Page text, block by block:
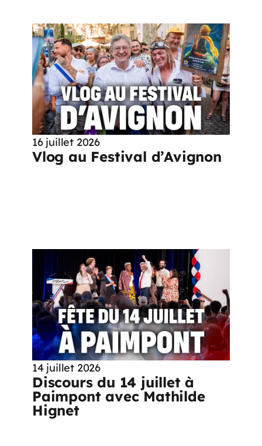
16 juillet 2026
Vlog au Festival d’Avignon
14 juillet 2026
Discours du 14 juillet à
Paimpont avec Mathilde
Hignet